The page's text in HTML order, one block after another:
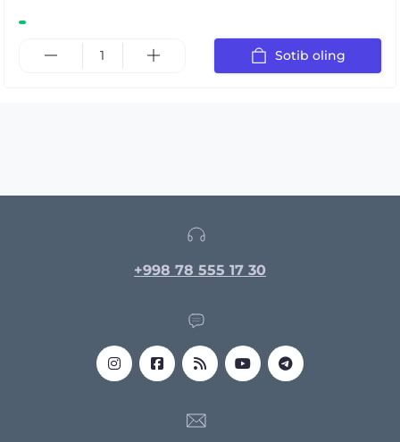
Sotib oling
+998 78 555 17 30